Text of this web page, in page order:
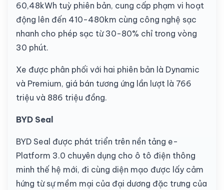
60,48kWh tuỳ phiên bản, cung cấp phạm vi hoạt
động lên đến 410-480km cùng công nghệ sạc
nhanh cho phép sạc từ 30-80% chỉ trong vòng
30 phút.
Xe được phân phối với hai phiên bản là Dynamic
và Premium, giá bán tương ứng lần lượt là 766
triệu và 886 triệu đồng.
BYD Seal
BYD Seal được phát triển trên nền tảng e-
Platform 3.0 chuyên dụng cho ô tô điện thông
minh thế hệ mới, đi cùng diện mạo được lấy cảm
hứng từ sự mềm mại của đại dương đặc trưng của